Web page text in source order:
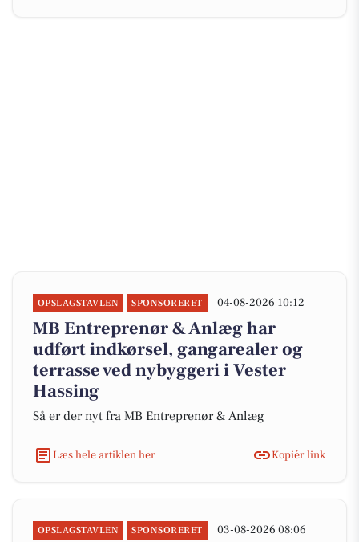
OPSLAGSTAVLEN SPONSORERET 04-08-2026 10:12
MB Entreprenør & Anlæg har
udført indkørsel, gangarealer og
terrasse ved nybyggeri i Vester
Hassing
Så er der nyt fra MB Entreprenør & Anlæg
Læs hele artiklen her Kopiér link
OPSLAGSTAVLEN SPONSORERET 03-08-2026 08:06